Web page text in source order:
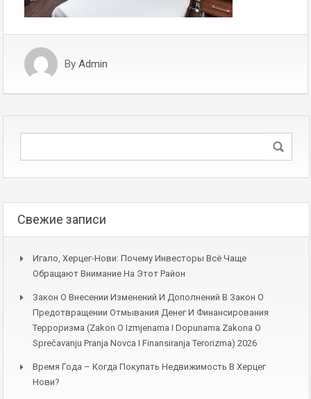
By Admin
Свежие записи
Игало, Херцег-Нови: Почему Инвесторы Всё Чаще
Обращают Внимание На Этот Район
Закон О Внесении Изменений И Дополнений В Закон О
Предотвращении Отмывания Денег И Финансирования
Терроризма (Zakon O Izmjenama I Dopunama Zakona O
Sprečavanju Pranja Novca I Finansiranja Terorizma) 2026
Время Года – Когда Покупать Недвижимость В Херцег
Нови?